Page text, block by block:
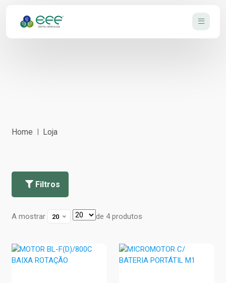
Home Loja
Filtros
A mostrar 20 de 4 produtos